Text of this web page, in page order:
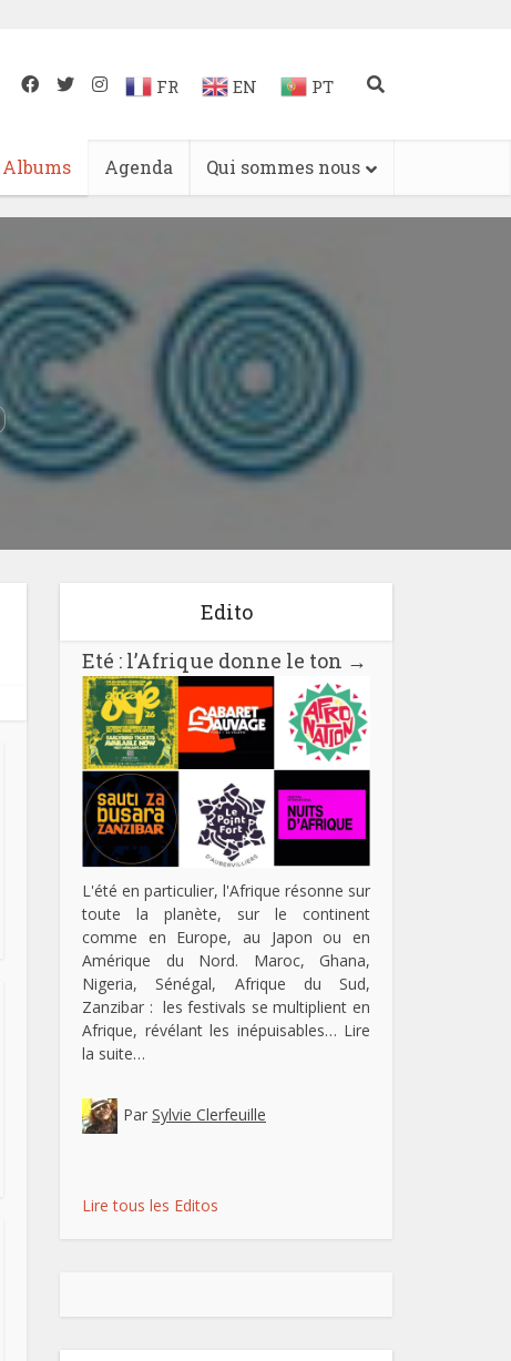
FR EN PT
Albums Agenda Qui sommes nous
Edito
Eté : l’Afrique donne le ton →
L'été en particulier, l'Afrique résonne sur
toute la planète, sur le continent
comme en Europe, au Japon ou en
Amérique du Nord. Maroc, Ghana,
Nigeria, Sénégal, Afrique du Sud,
Zanzibar : les festivals se multiplient en
Afrique, révélant les inépuisables… Lire
la suite…
Par Sylvie Clerfeuille
Lire tous les Editos